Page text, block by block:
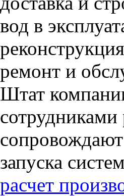
вод в
ремонт и
Штат
запуска
расчет